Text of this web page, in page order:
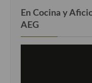
En Cocina y
AEG